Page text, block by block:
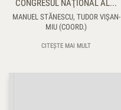
CONGRESUL NAŢIONAL AL...
MANUEL STĂNESCU, TUDOR VIŞAN-
MIU (COORD.)
CITEȘTE MAI MULT